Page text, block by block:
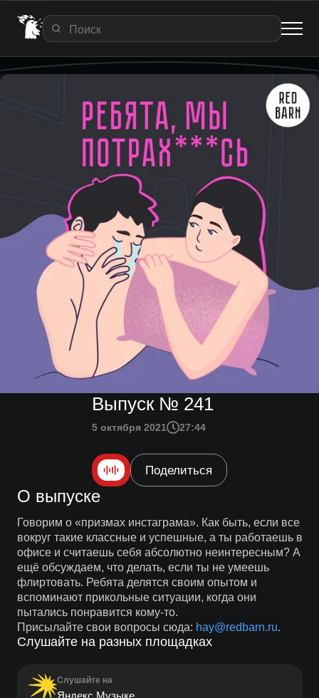
Выпуск № 241
5 октября 2021 27:44
Поделиться
О выпуске
Говорим о «призмах инстаграма». Как быть, если все
вокруг такие классные и успешные, а ты работаешь в
офисе и считаешь себя абсолютно неинтересным? А
ещё обсуждаем, что делать, если ты не умеешь
флиртовать. Ребята делятся своим опытом и
вспоминают прикольные ситуации, когда они
пытались понравится кому-то.
Присылайте свои вопросы сюда: hay@redbarn.ru.
Слушайте на разных площадках
Слушайте на
Яндекс Музыке